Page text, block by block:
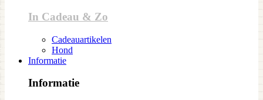
In Cadeau & Zo
Cadeauartikelen
Hond
Informatie
Informatie